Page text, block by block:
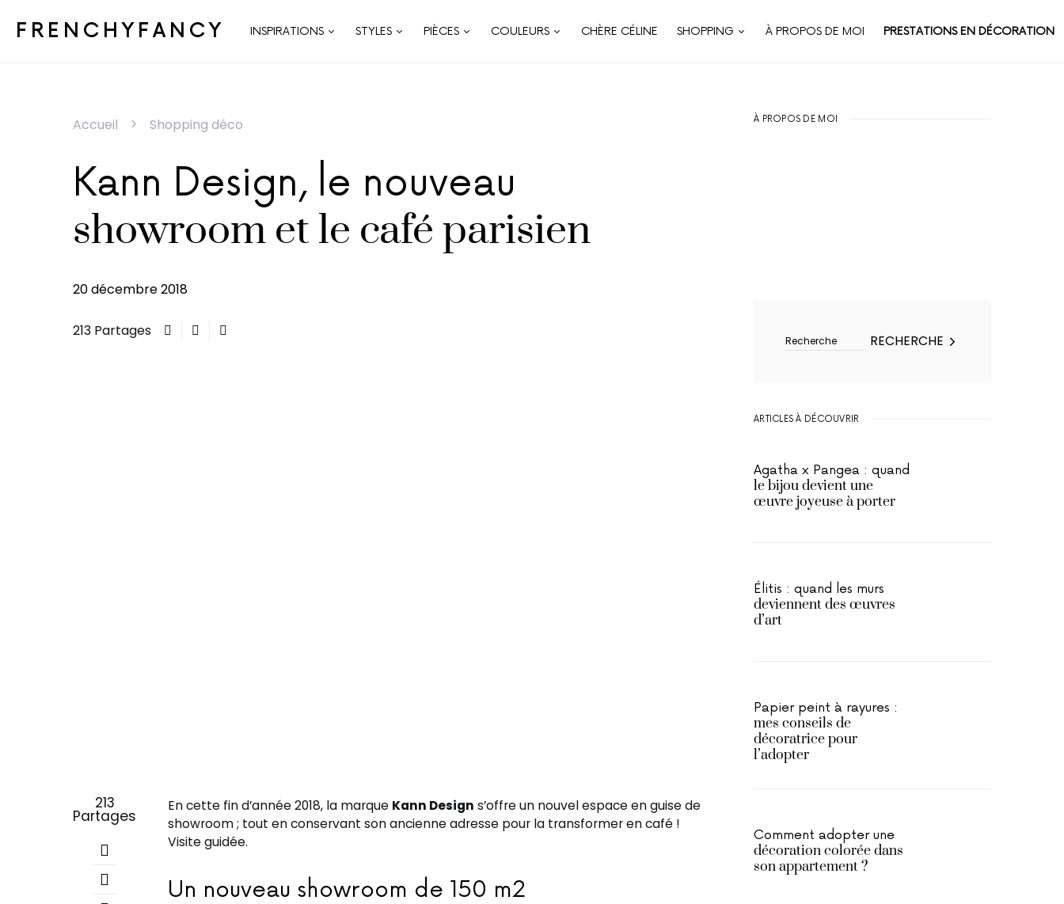
FRENCHYFANCY INSPIRATIONS STYLES PIÈCES COULEURS CHÈRE CÉLINE SHOPPING À PROPOS DE MOI PRESTATIONS EN DÉCORATION
Accueil Shopping déco
Kann Design, le nouveau
showroom et le café parisien
20 décembre 2018
213 Partages
213
Partages
En cette fin d’année 2018, la marque Kann Design s’offre un nouvel espace en guise de
showroom ; tout en conservant son ancienne adresse pour la transformer en café !
Visite guidée.
Un nouveau showroom de 150 m2
À PROPOS DE MOI
RECHERCHE
ARTICLES À DÉCOUVRIR
Agatha x Pangea : quand
le bijou devient une
œuvre joyeuse à porter
Élitis : quand les murs
deviennent des œuvres
d’art
Papier peint à rayures :
mes conseils de
décoratrice pour
l’adopter
Comment adopter une
décoration colorée dans
son appartement ?